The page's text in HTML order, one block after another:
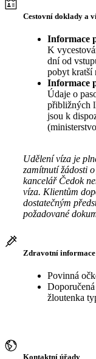
Cestovní doklady a
Informace
K
dní od
pobyt kratší
Informace
Údaje o
přibližných
jsou k
Udělení víza je
zamítnutí žádosti
kancelář Čedok
víza. Klientům
dostatečným
požadované
Zdravotní
Povinná
žloutenka
Kontaktní úřady